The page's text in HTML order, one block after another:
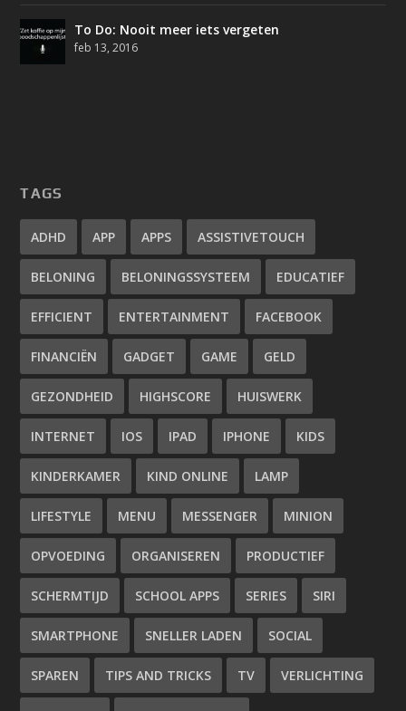
To Do: Nooit meer iets vergeten
feb 13, 2016
TAGS
ADHD APP APPS ASSISTIVETOUCH
BELONING BELONINGSSYSTEEM EDUCATIEF
EFFICIENT ENTERTAINMENT FACEBOOK
FINANCIËN GADGET GAME GELD
GEZONDHEID HIGHSCORE HUISWERK
INTERNET IOS IPAD IPHONE KIDS
KINDERKAMER KIND ONLINE LAMP
LIFESTYLE MENU MESSENGER MINION
OPVOEDING ORGANISEREN PRODUCTIEF
SCHERMTIJD SCHOOL APPS SERIES SIRI
SMARTPHONE SNELLER LADEN SOCIAL
SPAREN TIPS AND TRICKS TV VERLICHTING